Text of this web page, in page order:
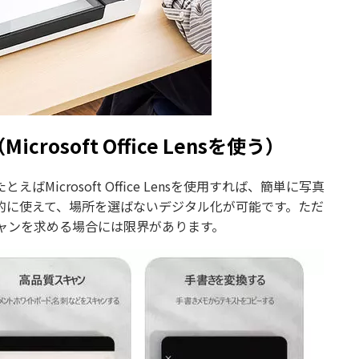
Office Lensを使う）
えばMicrosoft Office Lensを使用すれば、簡単に写真
使えて、場所を選ばないデジタル化が可能です。ただ
を求める場合には限界があります。